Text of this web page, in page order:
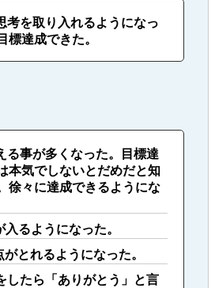
考を取り入れるようになっ
標達成できた。
る事が多くなった。目標達
本気でしないとだめだと知
徐々に達成できるようにな
入るようになった。
とれるようになった。
したら「ありがとう」と言